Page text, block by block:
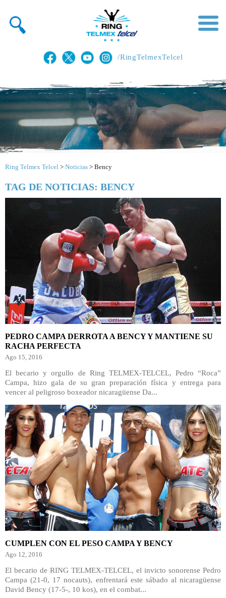
/RingTelmexTelcel
Ring Telmex Telcel > Noticias > Bency
TAG DE NOTICIAS: BENCY
PEDRO CAMPA DERROTA A BENCY Y MANTIENE SU
RACHA PERFECTA
Ago 15, 2016
El becario y orgullo de Ring TELMEX-TELCEL, Pedro “Roca”
Campa, hizo gala de su gran preparación física y entrega para
vencer al peligroso boxeador nicaragüense Da...
CUMPLEN CON EL PESO CAMPA Y BENCY
Ago 12, 2016
El becario de RING TELMEX-TELCEL, el invicto sonorense Pedro
Campa (21-0, 17 nocauts), enfrentará este sábado al nicaragüense
David Bency (17-5-, 10 kos), en el combat...